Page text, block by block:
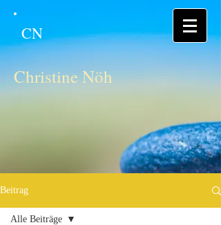
CN
Christine Nöh
Beitrag
Alle Beiträge